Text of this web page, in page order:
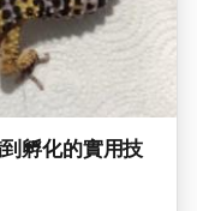
孵化的實用技